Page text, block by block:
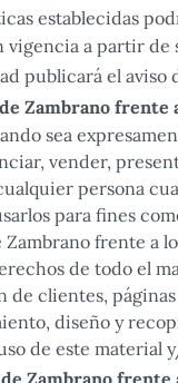
establecidas
vigencia a partir de
publicará el
Zambrano frente
sea
vender,
persona
para fines
Zambrano frente a
de todo el
de clientes,
diseño y
de este material
Zambrano